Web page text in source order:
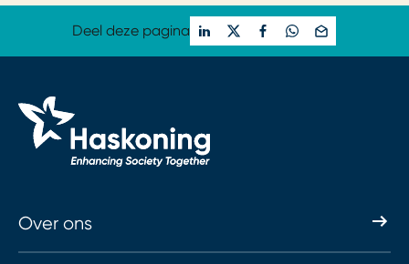
Deel deze pagina
Over ons